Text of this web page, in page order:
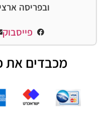
ובפריסה
פייסבוק
מכבדים את